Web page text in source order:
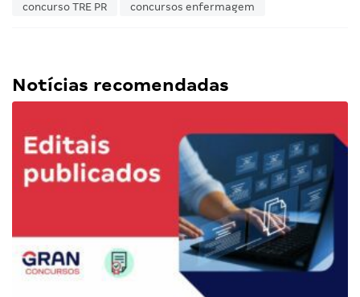
concurso TRE PR concursos enfermagem
Notícias recomendadas